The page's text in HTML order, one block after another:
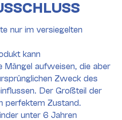
nur im versiegelten
kann
Mängel aufweisen, die aber
Zweck des
Der Großteil der
perfektem Zustand.
unter 6 Jahren